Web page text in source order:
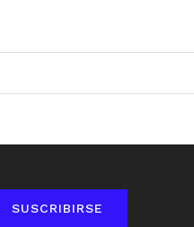
SUSCRIBIRSE